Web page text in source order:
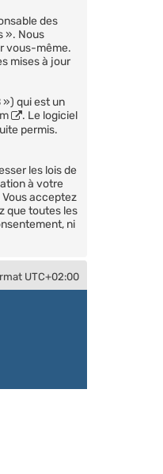
des
». Nous
vous-même.
mises à jour
») qui est un
. Le logiciel
permis.
les lois de
à votre
acceptez
que toutes les
ni
UTC+02:00